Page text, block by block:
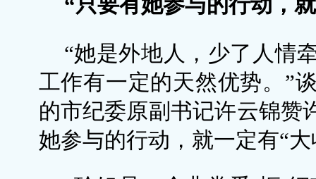
“她是外地人，少了人情
工作有一定的天然优势。”
的市纪委原副书记许云锦赞
她参与的行动，就一定有“大